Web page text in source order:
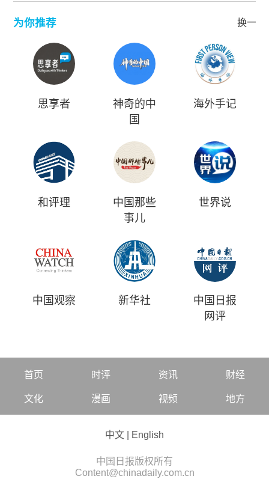
为你推荐 换一批
思享者
神奇的中
国
海外手记
和评理
中国那些
事儿
世界说
中国观察 新华社
中国日报
网评
首页 时评 资讯 财经
文化 漫画 视频 地方
中文 English
中国日报版权所有
Content@chinadaily.com.cn